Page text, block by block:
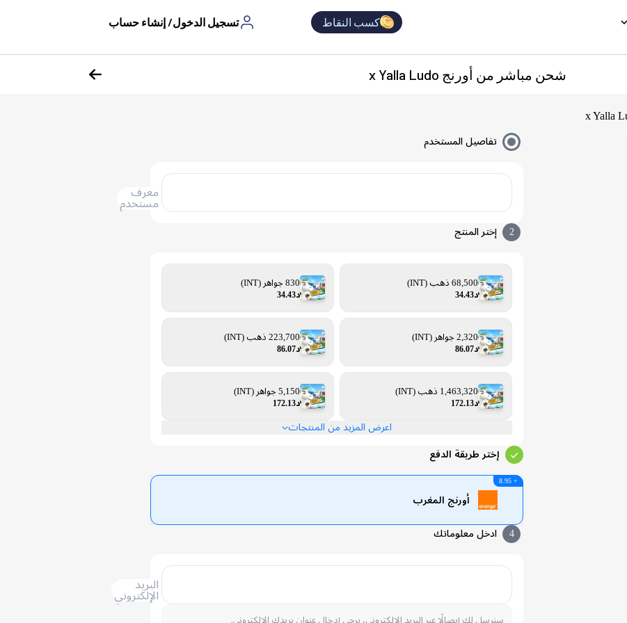
كسب النقاط تسجيل الدخول/ إنشاء حساب
شحن مباشر من أورنج x Yalla Ludo
تفاصيل المستخدم
معرف
مستخدم
2 إختر المنتج
68,500 ذهب (INT)
د34.43
830 جواهر (INT)
د34.43
2,320 جواهر (INT)
د86.07
223,700 ذهب (INT)
د86.07
1,463,320 ذهب (INT)
د172.13
5,150 جواهر (INT)
د172.13
اعرض المزيد من المنتجات
إختر طريقة الدفع
أورنج المغرب
+ 8.95
4 ادخل معلوماتك
البريد
الإلكتروني
سنرسل لك إيصالًا عبر البريد الإلكتروني، يرجى إدخال عنوان بريدك الإلكتروني.